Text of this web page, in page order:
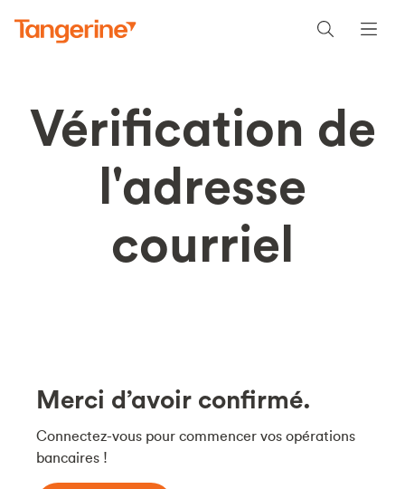
Vérification de
l'adresse
courriel
Merci d’avoir confirmé.
Connectez-vous pour commencer vos opérations
bancaires !